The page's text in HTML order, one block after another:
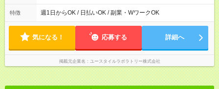
00 ※週1日～OK ／ 夜勤専従 ＊＊ 勤務時間例 ＊＊ ■22時か
ら翌7時 ■23時から翌8時 ■24時から翌9時 など ※上記の時間
ます。 ※曜日固定（毎週同じ曜日での勤務となります）
特徴 週1日からOK / 日払いOK / 副業・WワークOK
気になる！ 応募する 詳細へ
掲載元企業名 ユースタイルラボラトリー株式会社